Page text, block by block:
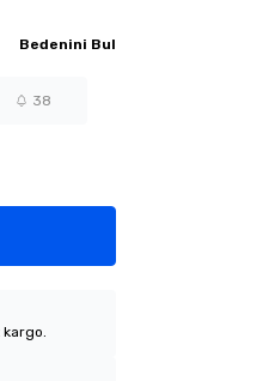
Bedenini Bul
38
kargo.